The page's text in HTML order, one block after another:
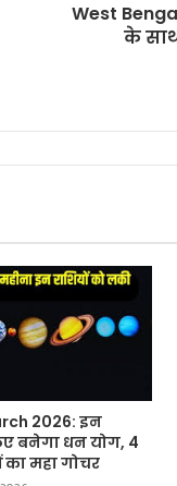
West
के
2026: इन
बनेगा धन योग, 4
का महा गोचर